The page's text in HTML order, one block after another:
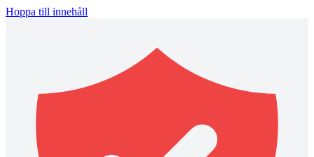
Hoppa till innehåll